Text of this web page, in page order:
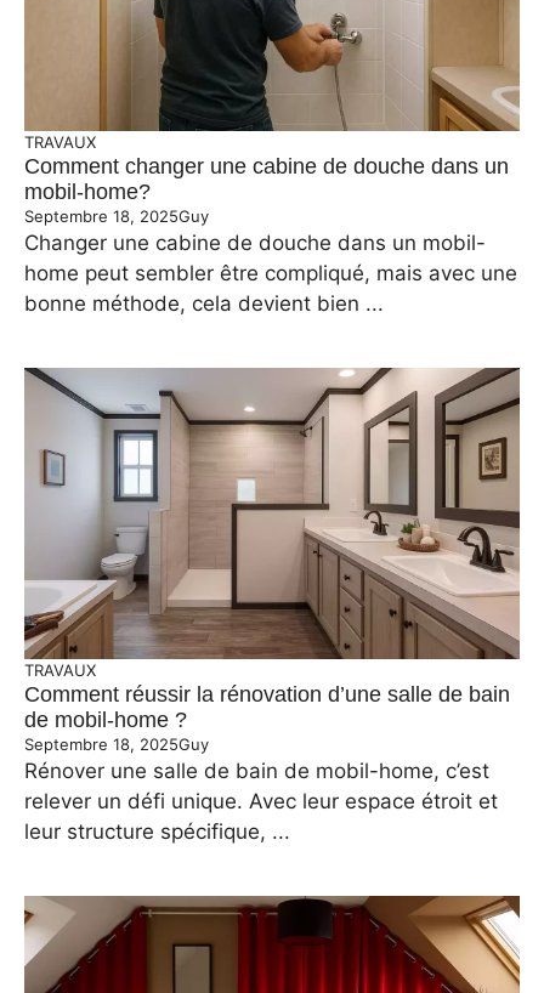
TRAVAUX
Comment changer une cabine de douche dans un
mobil-home?
Septembre 18, 2025Guy
Changer une cabine de douche dans un mobil-
home peut sembler être compliqué, mais avec une
bonne méthode, cela devient bien ...
TRAVAUX
Comment réussir la rénovation d’une salle de bain
de mobil-home ?
Septembre 18, 2025Guy
Rénover une salle de bain de mobil-home, c’est
relever un défi unique. Avec leur espace étroit et
leur structure spécifique, ...